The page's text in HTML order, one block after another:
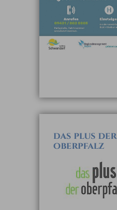
das plus der
oberpfalz